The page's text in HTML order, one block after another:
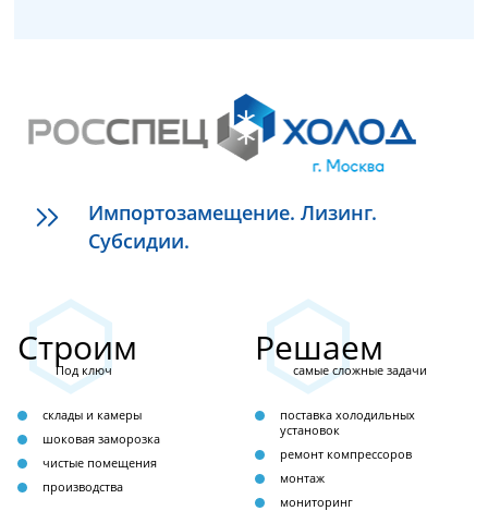
Импортозамещение. Лизинг.
Субсидии.
Строим
Под ключ
склады и камеры
шоковая заморозка
чистые помещения
производства
Решаем
самые сложные задачи
поставка холодильных
установок
ремонт компрессоров
монтаж
мониторинг